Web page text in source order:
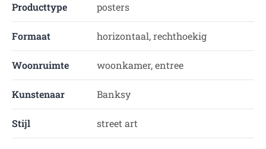
Producttype posters
Formaat horizontaal, rechthoekig
Woonruimte woonkamer, entree
Kunstenaar Banksy
Stijl street art